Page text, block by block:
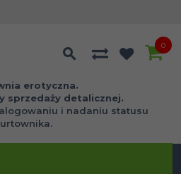
erotyczna.
sprzedaży detalicznej.
i nadaniu statusu
0